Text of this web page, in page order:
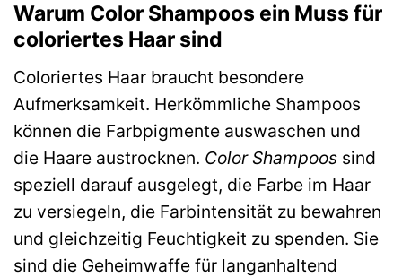
Warum Color Shampoos ein Muss für
coloriertes Haar sind
Coloriertes Haar braucht besondere
Aufmerksamkeit. Herkömmliche Shampoos
können die Farbpigmente auswaschen und
die Haare austrocknen. Color Shampoos sind
speziell darauf ausgelegt, die Farbe im Haar
zu versiegeln, die Farbintensität zu bewahren
und gleichzeitig Feuchtigkeit zu spenden. Sie
sind die Geheimwaffe für langanhaltend